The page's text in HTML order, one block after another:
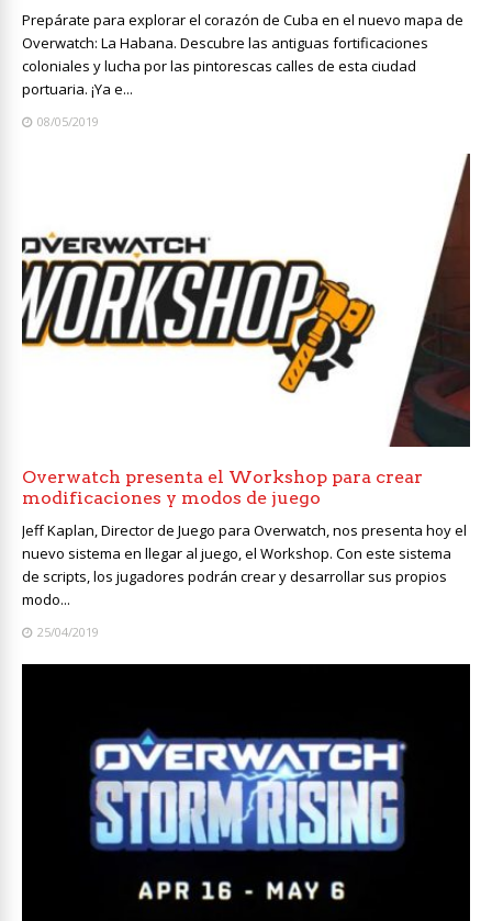
Prepárate para explorar el corazón de Cuba en el nuevo mapa de
Overwatch: La Habana. Descubre las antiguas fortificaciones
coloniales y lucha por las pintorescas calles de esta ciudad
portuaria. ¡Ya e...
08/05/2019
Overwatch presenta el Workshop para crear
modificaciones y modos de juego
Jeff Kaplan, Director de Juego para Overwatch, nos presenta hoy el
nuevo sistema en llegar al juego, el Workshop. Con este sistema
de scripts, los jugadores podrán crear y desarrollar sus propios
modo...
25/04/2019